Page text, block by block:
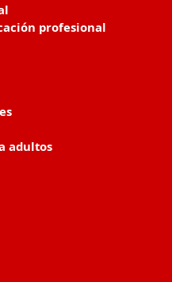
profesional
adultos